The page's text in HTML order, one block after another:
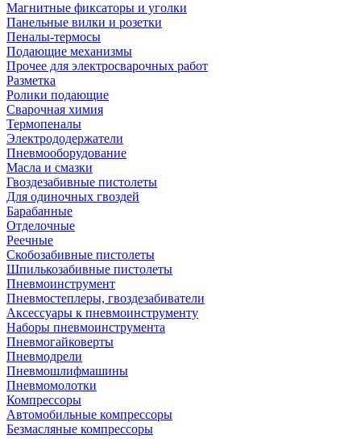
Магнитные фиксаторы и уголки
Панельные вилки и розетки
Пеналы-термосы
Подающие механизмы
Прочее для электросварочных работ
Разметка
Ролики подающие
Сварочная химия
Термопеналы
Электрододержатели
Пневмооборудование
Масла и смазки
Гвоздезабивные пистолеты
Для одиночных гвоздей
Барабанные
Отделочные
Реечные
Скобозабивные пистолеты
Шпилькозабивные пистолеты
Пневмоинструмент
Пневмостеплеры, гвоздезабиватели
Аксессуары к пневмоинструменту
Наборы пневмоинструмента
Пневмогайковерты
Пневмодрели
Пневмошлифмашины
Пневмомолотки
Компрессоры
Автомобильные компрессоры
Безмасляные компрессоры